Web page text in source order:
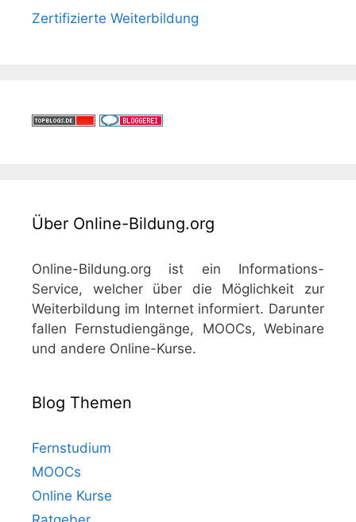
Zertifizierte Weiterbildung
Über Online-Bildung.org
Online-Bildung.org ist ein Informations-
Service, welcher über die Möglichkeit zur
Weiterbildung im Internet informiert. Darunter
fallen Fernstudiengänge, MOOCs, Webinare
und andere Online-Kurse.
Blog Themen
Fernstudium
MOOCs
Online Kurse